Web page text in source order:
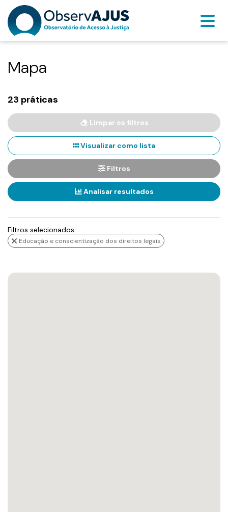
Mapa
23 práticas
Limpar os filtros
Visualizar como lista
Filtros
Analisar resultados
Filtros selecionados
Educação e conscientização dos direitos legais